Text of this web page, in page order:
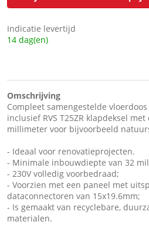
Indicatie levertijd
14 dag(en)
Omschrijving
Compleet samengestelde
inclusief RVS T25ZR klapdeksel
millimeter voor bijvoorbeeld
- Ideaal voor renovatieprojecten.
- Minimale inbouwdiepte van 32
- 230V volledig voorbedraad;
- Voorzien met een paneel met
dataconnectoren van 15x19.6mm;
- Is gemaakt van recyclebare,
materialen.